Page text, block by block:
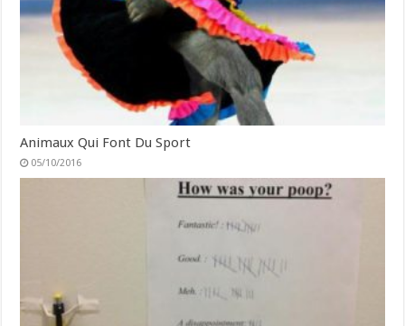
Animaux Qui Font Du Sport
05/10/2016